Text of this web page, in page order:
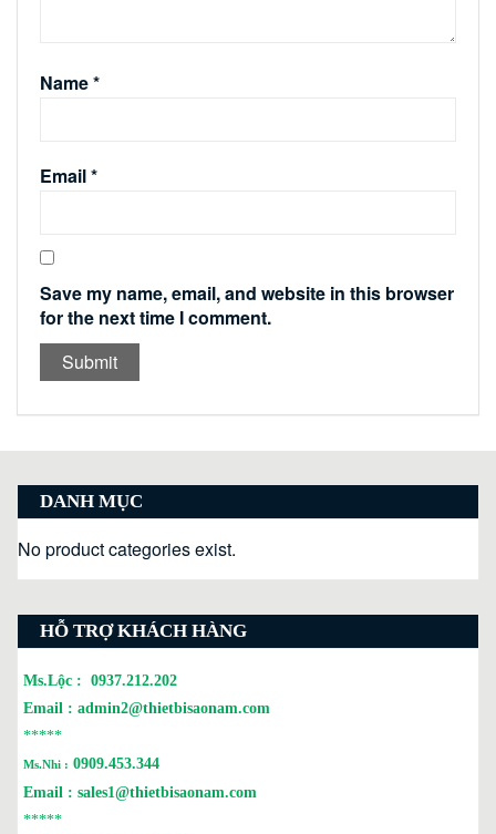
Name*
Email*
Save my name, email, and website in this browser
for the next time I comment.
DANH MỤC
No product categories exist.
HỖ TRỢ KHÁCH HÀNG
Ms.Lộc : 0937.212.202
Email : admin2@thietbisaonam.com
*****
Ms.Nhi : 0909.453.344
Email : sales1@thietbisaonam.com
*****